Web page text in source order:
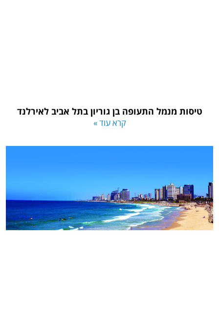
טיסות מנמל התעופה בן גוריון בתל אביב לאירלנד
קרא עוד »